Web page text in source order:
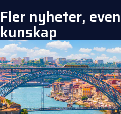
Fler nyheter,
kunskap